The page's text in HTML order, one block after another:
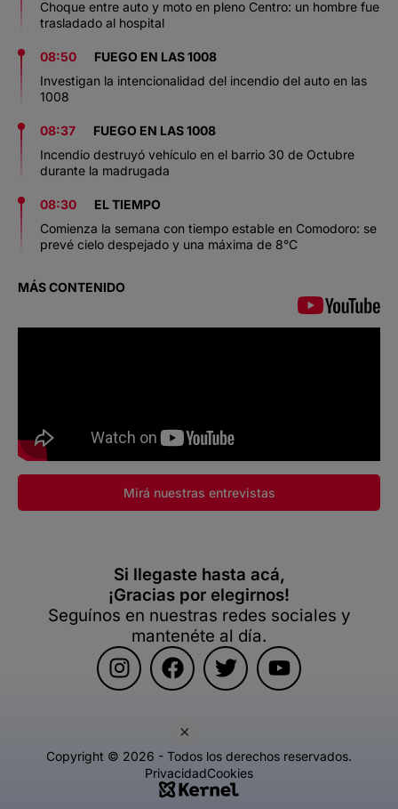
×
Choque entre auto y moto en pleno Centro: un hombre fue
trasladado al hospital
08:50
FUEGO EN LAS 1008
Investigan la intencionalidad del incendio del auto en las
1008
08:37
FUEGO EN LAS 1008
Incendio destruyó vehículo en el barrio 30 de Octubre
durante la madrugada
08:30
EL TIEMPO
Comienza la semana con tiempo estable en Comodoro: se
prevé cielo despejado y una máxima de 8°C
MÁS CONTENIDO
Mirá nuestras entrevistas
Si llegaste hasta acá,
¡Gracias por elegirnos!
Seguínos en nuestras redes sociales y
mantenéte al día.
Copyright © 2026 - Todos los derechos reservados.
PrivacidadCookies